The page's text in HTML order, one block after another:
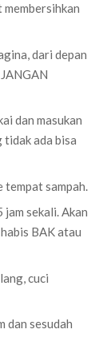
dari depan
dan masukan
ada bisa
sampah.
sekali. Akan
BAK atau
cuci
dan sesudah